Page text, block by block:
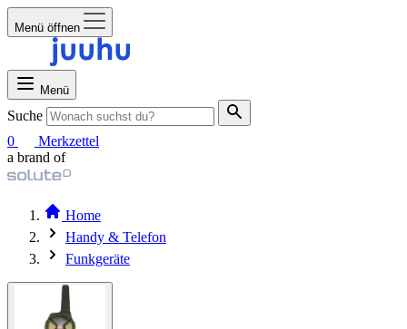
Menü öffnen
Menü
Suche
0
Merkzettel
a brand of
Home
Handy & Telefon
Funkgeräte